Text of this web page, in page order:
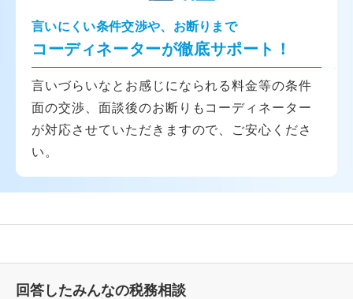
言いにくい条件交渉や、お断りまで
コーディネーターが徹底サポート！
言いづらいなとお感じになられる料金等の条件
面の交渉、面談後のお断りもコーディネーター
が対応させていただきますので、ご安心くださ
い。
回答したみんなの税務相談